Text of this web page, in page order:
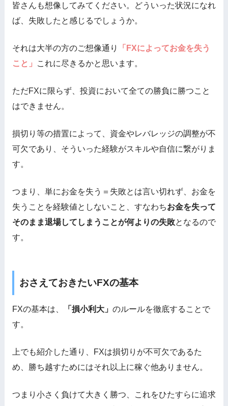
皆さんも想像してみてください。どういった状況になれ
ば、失敗したと感じるでしょうか。
それは大半の方のご想像通り
「FXによってお金を失う
こと」
これに尽きるかと思います。
ただFXに限らず、投資において全ての勝負に勝つこと
はできません。
損切り等の措置によって、資金やレバレッジの調整が不
可欠であり、そういった経験がスキルや自信に繋がりま
す。
つまり、単にお金を失う＝失敗とは言い切れず、お金を
失うことを経験値としないこと、すなわちお金を失って
そのまま退場してしまうことが何よりの失敗となるので
す。
おさえておきたいFXの基本
FXの基本は、 「損小利大」 のルールを徹底することで
す。
上でも紹介した通り、FXは損切りが不可欠であるた
め、勝ち越すためにはそれ以上に稼ぐ他ありません。
つまり小さく負けて大きく勝つ、これをひたすらに追求